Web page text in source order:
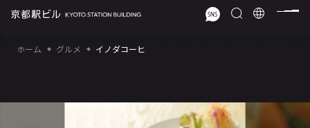
ホーム グルメ イノダコーヒ